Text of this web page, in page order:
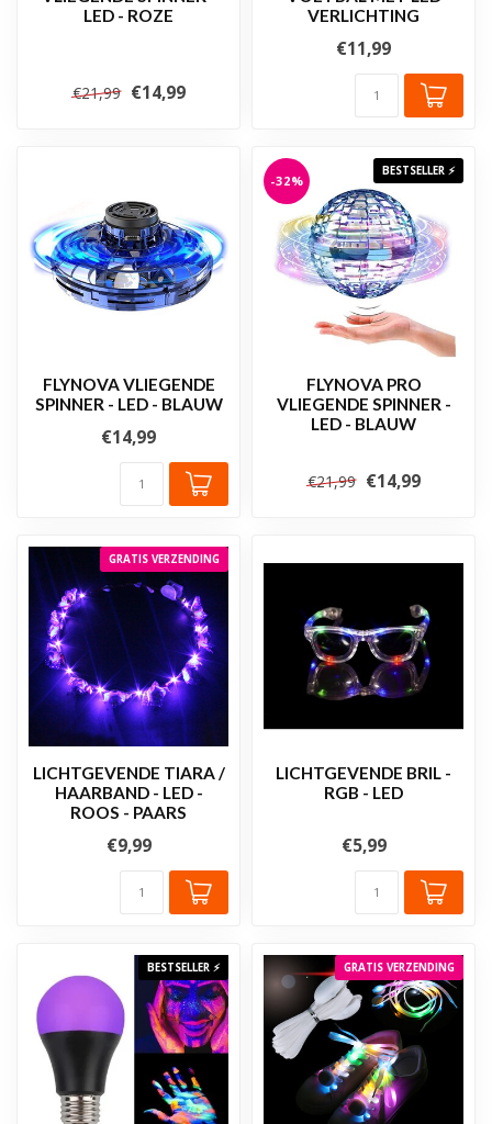
LED - ROZE
€21,99 €14,99
VERLICHTING
€11,99
FLYNOVA VLIEGENDE
SPINNER - LED - BLAUW
€14,99
BESTSELLER ⚡
-32%
FLYNOVA PRO
VLIEGENDE SPINNER -
LED - BLAUW
€21,99 €14,99
GRATIS VERZENDING
LICHTGEVENDE TIARA /
HAARBAND - LED -
ROOS - PAARS
€9,99
LICHTGEVENDE BRIL -
RGB - LED
€5,99
BESTSELLER ⚡ GRATIS VERZENDING